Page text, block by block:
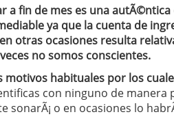
en pymes: la obligación que
ya es demasiado tarde 20/07/
Lo Que Deben Saber los Traders
a fin de mes es una autÃ©ntica
ya que la cuenta de
otras ocasiones resulta
no somos conscientes.
motivos habituales por los
con ninguno de manera
sonarÃ¡ o en ocasiones lo